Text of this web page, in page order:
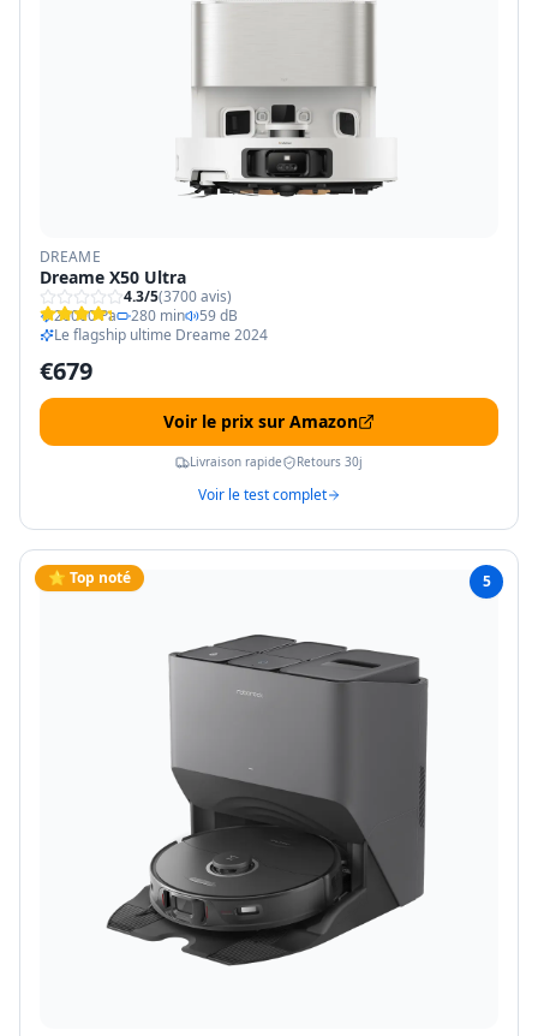
DREAME
Dreame X50 Ultra
4.3/5(3700avis)
20000 Pa
280 min
59 dB
Le flagship ultime Dreame 2024
€679
Voir le prix sur Amazon
Livraison rapide Retours 30j
Voir le test complet
⭐ Top noté 5